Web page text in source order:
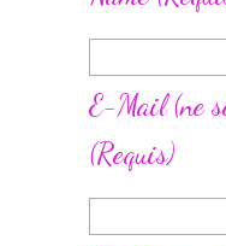
E-Mail(ne
(requis)